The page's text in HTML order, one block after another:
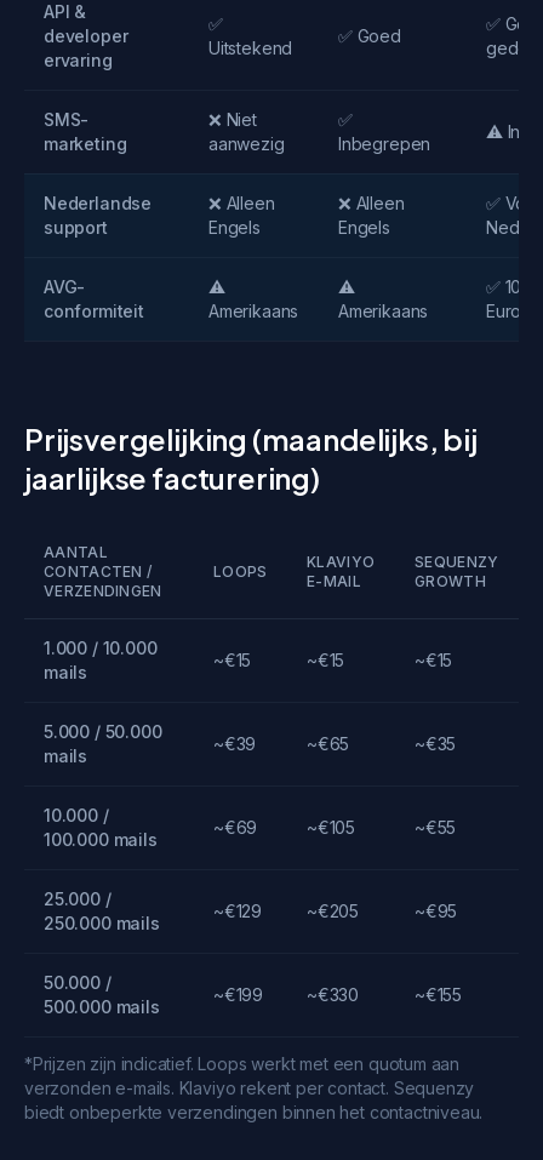
API &
developer
ervaring
✅
Uitstekend
✅ Goed
✅
SMS-
marketing
❌ Niet
aanwezig
✅
Inbegrepen
⚠️ In
Nederlandse
support
❌ Alleen
Engels
❌ Alleen
Engels
✅
AVG-
conformiteit
⚠️
Amerikaans
⚠️
Amerikaans
✅
Prijsvergelijking (maandelijks, bij
jaarlijkse facturering)
AANTAL
CONTACTEN /
VERZENDINGEN
LOOPS
KLAVIYO
E-MAIL
SEQUENZY
GROWTH
1.000 / 10.000
mails
~€15 ~€15 ~€15
5.000 / 50.000
mails
~€39 ~€65 ~€35
10.000 /
100.000 mails
~€69 ~€105 ~€55
25.000 /
250.000 mails
~€129 ~€205 ~€95
50.000 /
500.000 mails
~€199 ~€330 ~€155
*Prijzen zijn indicatief. Loops werkt met een quotum aan
verzonden e-mails. Klaviyo rekent per contact. Sequenzy
biedt onbeperkte verzendingen binnen het contactniveau.